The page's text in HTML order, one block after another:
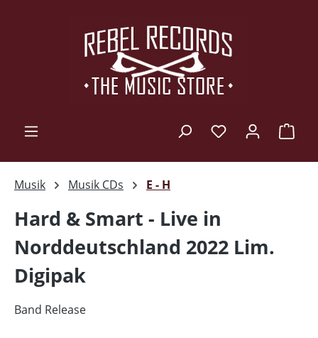
Musik Musik CDs E - H
Hard & Smart - Live in
Norddeutschland 2022 Lim.
Digipak
Band Release